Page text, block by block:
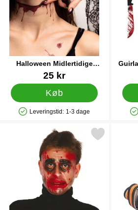
Halloween Midlertidige
Tatoveringer Blodige Sår
Varenr 4377225 kr
Køb
Produkttilgængelighed: På lager
Leveringstid: 1-3 dage
Varenr
Markér transparent Maske Blodig